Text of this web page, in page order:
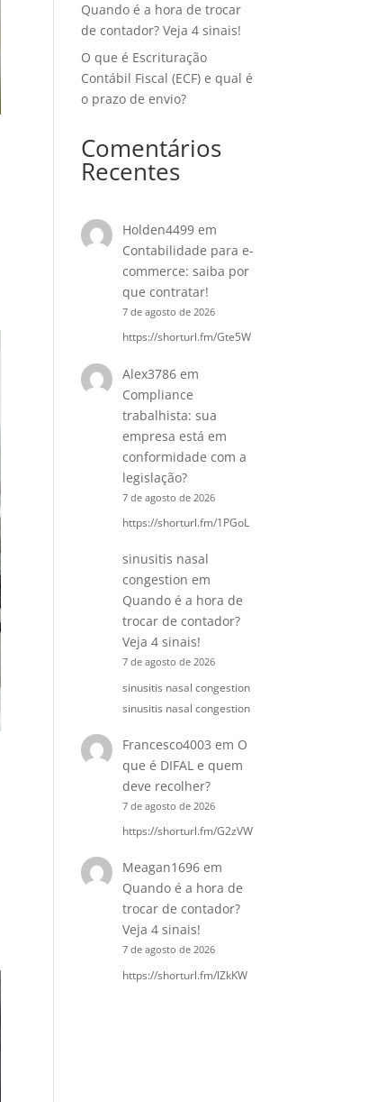
Quando é a hora de trocar
de contador? Veja 4 sinais!
O que é Escrituração
Contábil Fiscal (ECF) e qual é
o prazo de envio?
Comentários
Recentes
Holden4499em
Contabilidade para e-
commerce: saiba por
que contratar!
7 de agosto de 2026
https://shorturl.fm/Gte5W
Alex3786em
Compliance
trabalhista: sua
empresa está em
conformidade com a
legislação?
7 de agosto de 2026
https://shorturl.fm/1PGoL
sinusitis nasal
congestion em
Quando é a hora de
trocar de contador?
Veja 4 sinais!
7 de agosto de 2026
sinusitis nasal congestion
sinusitis nasal congestion
Francesco4003 em O
que é DIFAL e quem
deve recolher?
7 de agosto de 2026
https://shorturl.fm/G2zVW
Meagan1696em
Quando é a hora de
trocar de contador?
Veja 4 sinais!
7 de agosto de 2026
https://shorturl.fm/lZkKW